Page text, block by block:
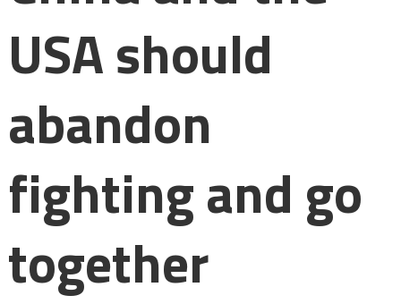
USA should
abandon
fighting and go
together